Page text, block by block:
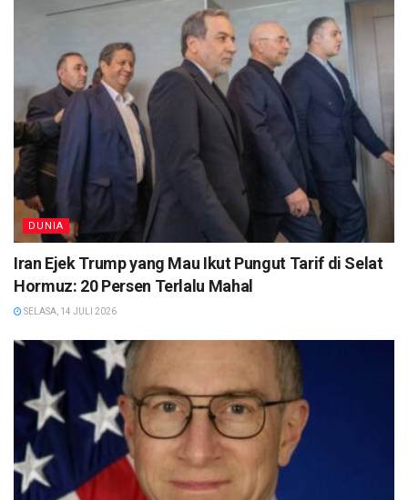
DUNIA
Iran Ejek Trump yang Mau Ikut Pungut Tarif di Selat
Hormuz: 20 Persen Terlalu Mahal
SELASA, 14 JULI 2026